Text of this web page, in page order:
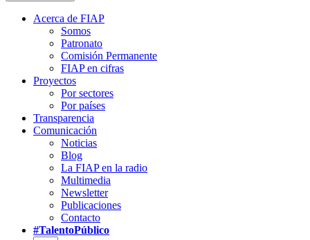
Acerca de FIAP
Somos
Patronato
Comisión Permanente
FIAP en cifras
Proyectos
Por sectores
Por países
Transparencia
Comunicación
Noticias
Blog
La FIAP en la radio
Multimedia
Newsletter
Publicaciones
Contacto
#TalentoPúblico